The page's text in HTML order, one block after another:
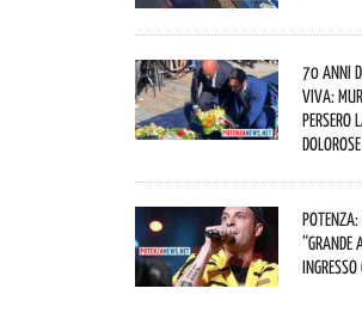
70 anni
viva:
persero
“Grande